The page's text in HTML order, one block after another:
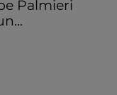
Palmieri
du 18 au 20